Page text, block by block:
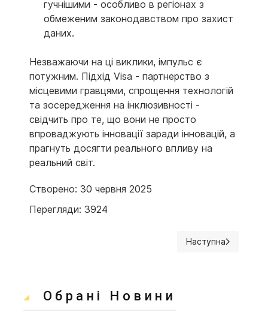
гучнішими - особливо в регіонах з
обмеженим законодавством про захист
даних.
Незважаючи на ці виклики, імпульс є
потужним. Підхід Visa - партнерство з
місцевими гравцями, спрощення технологій
та зосередження на інклюзивності -
свідчить про те, що вони не просто
впроваджують інновації заради інновацій, а
прагнуть досягти реального впливу на
реальний світ.
Створено: 30 червня 2025
Перегляди: 3924
Наступна стаття:
Наступна
Обрані Новини